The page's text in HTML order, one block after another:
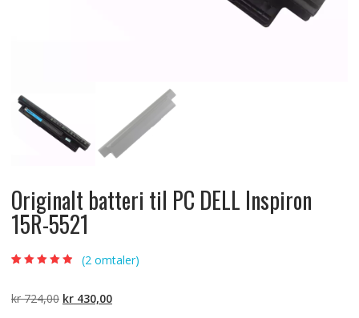
Originalt batteri til PC DELL Inspiron
15R-5521
på
kundevurdering
(2omtaler)
kr724,00 Opprinnelig
kr430,00Nåværende